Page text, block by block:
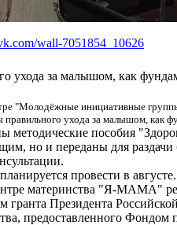
wall-7051854_10626
ухода за малышом, как
"Молодёжные инициативные
правильного ухода за малышом, как
методические пособия
но и переданы для
провести в августе.
материнства "Я-МАМА"
гранта Президента
предоставленного Фондом